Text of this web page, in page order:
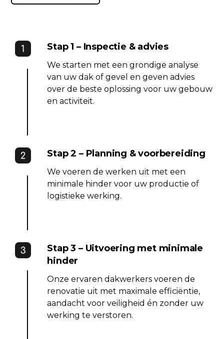
Stap 1 – Inspectie & advies
We starten met een grondige analyse
van uw dak of gevel en geven advies
over de beste oplossing voor uw gebouw
en activiteit.
Stap 2 – Planning & voorbereiding
We voeren de werken uit met een
minimale hinder voor uw productie of
logistieke werking.
Stap 3 – Uitvoering met minimale
hinder
Onze ervaren dakwerkers voeren de
renovatie uit met maximale efficiëntie,
aandacht voor veiligheid én zonder uw
werking te verstoren.